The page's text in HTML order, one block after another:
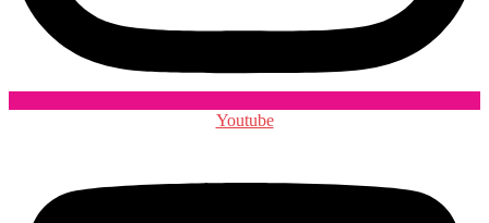
Youtube